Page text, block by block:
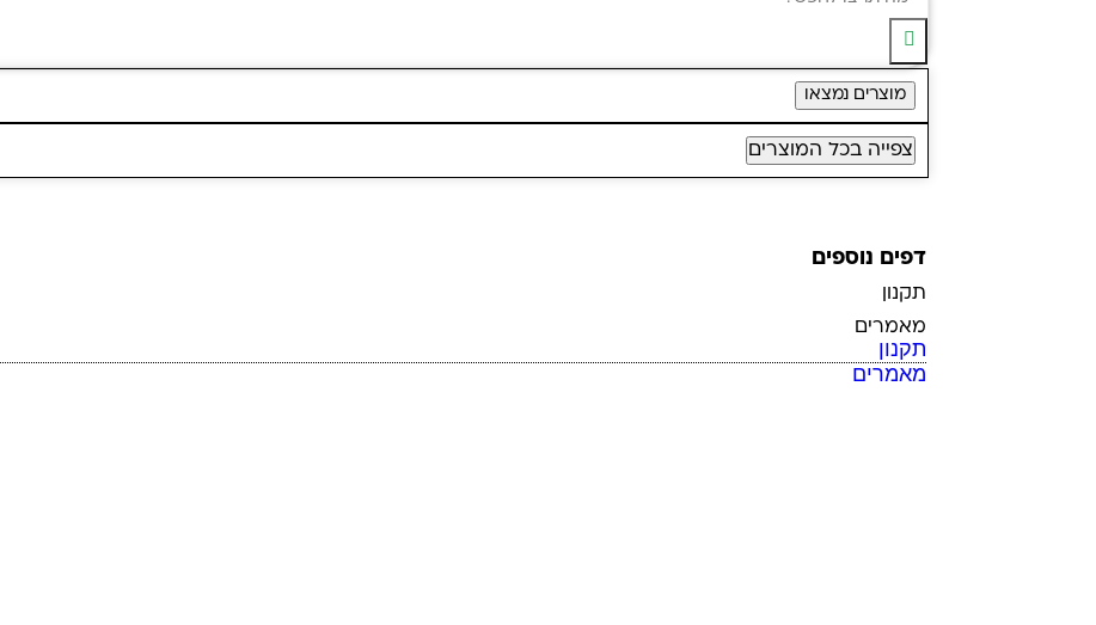
מוצרים נמצאו
צפייה בכל המוצרים
דפים נוספים
תקנון
מאמרים
תקנון
מאמרים